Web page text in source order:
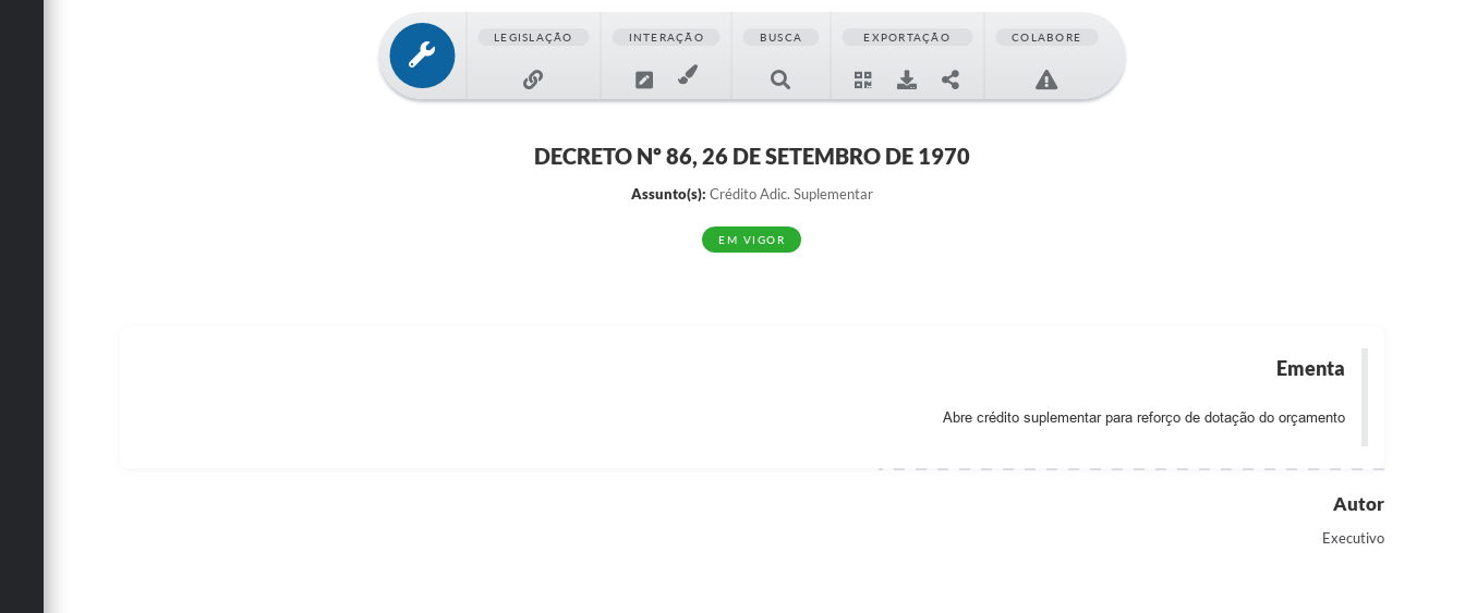
LEGISLAÇÃO INTERAÇÃO BUSCA EXPORTAÇÃO COLABORE
DECRETO Nº 86, 26 DE SETEMBRO DE 1970
Assunto(s): Crédito Adic. Suplementar
EM VIGOR
Ementa
Abre crédito suplementar para reforço de dotação do orçamento
Autor
Executivo